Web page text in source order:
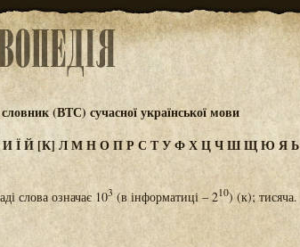
(ВТС) сучасної української мови
ИЇЙ [К] ЛМНОПРС ТУФХЦЧШЩЮ ЯЬ
слова означає 103 (в інформатиці – 210) (к); тисяча.